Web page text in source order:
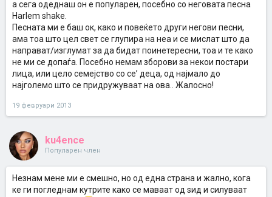
а сега одеднаш он е популарен, посебно со неговата песна
Harlem shake.
Песната ми е баш ок, како и повеќето други негови песни,
ама тоа што цел свет се глупира на неа и се мислат што да
направат/изглумат за да бидат поинетересни, тоа и те како
не ми се допаѓа. Посебно немам зборови за некои постари
лица, или цело семејство со се’ деца, од најмало до
најголемо што се придружуваат на ова.. Жалосно!
19 февруари 2013
ku4ence
Популарен член
Незнам мене ми е смешно, но од една страна и жално, кога
ке ги погледнам кутрите како се маваат од ѕид и силуваат